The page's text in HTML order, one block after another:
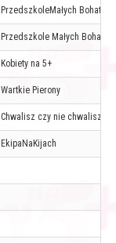
PrzedszkoleMałych
Przedszkole Małych
Kobiety na 5+
Wartkie Pierony
Chwalisz czy nie chwalisz
EkipaNaKijach